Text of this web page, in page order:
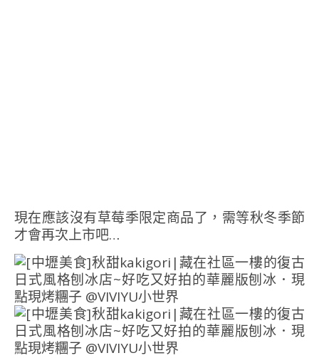
現在應該沒有草莓季限定商品了，需等秋冬季節
才會再次上市吧…